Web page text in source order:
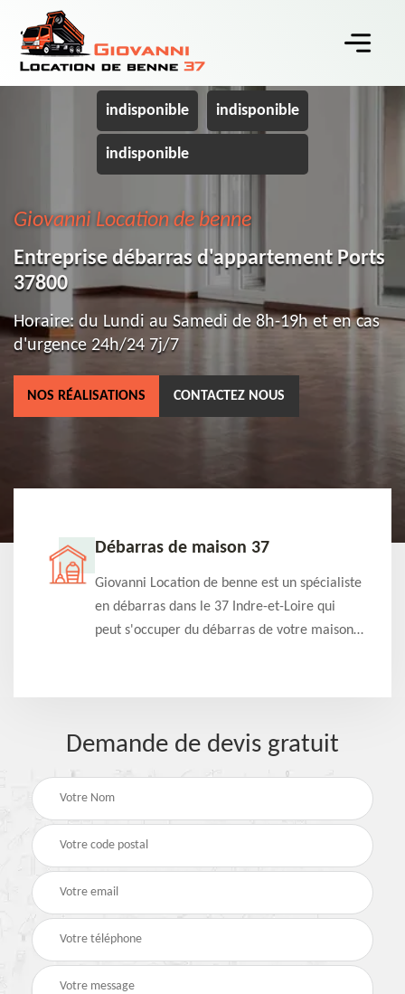
indisponible indisponible
indisponible
Giovanni Location de benne
Entreprise débarras d'appartement Ports
37800
Horaire: du Lundi au Samedi de 8h-19h et en cas
d'urgence 24h/24 7j/7
NOS RÉALISATIONS CONTACTEZ NOUS
Débarras de maison 37
Giovanni Location de benne est un spécialiste
en débarras dans le 37 Indre-et-Loire qui
peut s'occuper du débarras de votre maison
Demande de devis gratuit